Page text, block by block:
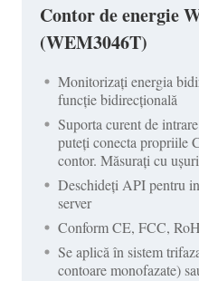
Contor de energie
(WEM3046T)
Monitorizați energia
funcție bidirecțională
Suporta curent de
puteți conecta propriile
contor. Măsurați cu
Deschideți API pentru
server
Conform CE, FCC,
Se aplică în sistem
contoare monofazate)